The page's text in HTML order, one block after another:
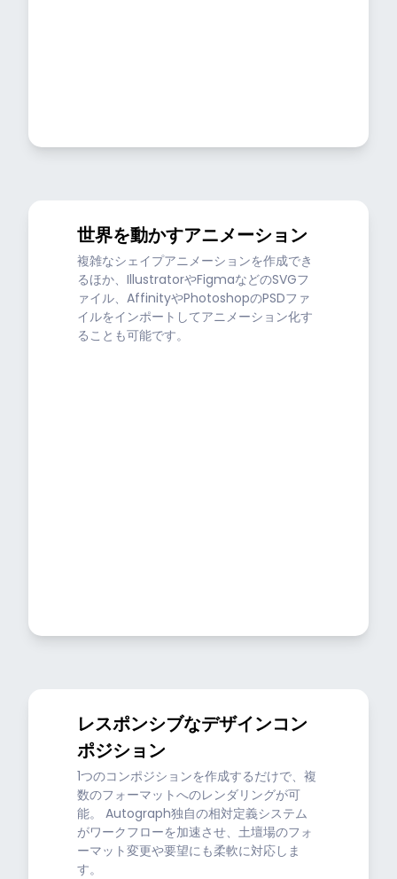
世界を動かすアニメーション
複雑なシェイプアニメーションを作成でき
るほか、IllustratorやFigmaなどのSVGフ
ァイル、AffinityやPhotoshopのPSDファ
イルをインポートしてアニメーション化す
ることも可能です。
レスポンシブなデザインコン
ポジション
1つのコンポジションを作成するだけで、複
数のフォーマットへのレンダリングが可
能。 Autograph独自の相対定義システム
がワークフローを加速させ、土壇場のフォ
ーマット変更や要望にも柔軟に対応しま
す。